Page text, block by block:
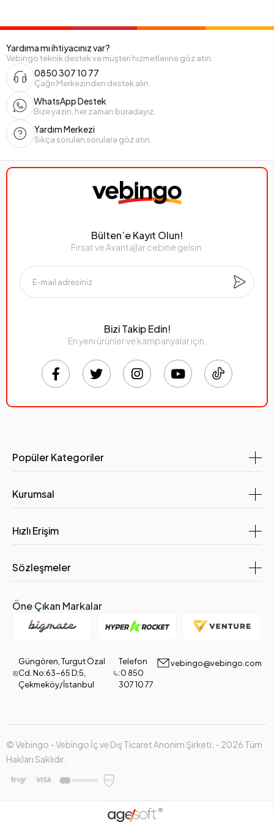
Yardıma mı ihtiyacınız var?
Vebingo teknik destek ve müşteri hizmetlerine göz atın.
0850 307 10 77
Çağrı Merkezinden destek alın.
WhatsApp Destek
Bize yazın, her zaman buradayız.
Yardım Merkezi
Sıkça sorulan sorulara göz atın.
Bülten’e Kayıt Olun!
Fırsat ve Avantajlar cebine gelsin.
Bizi Takip Edin!
En yeni ürünler ve kampanyalar için,
Popüler Kategoriler
Kurumsal
Hızlı Erişim
Sözleşmeler
Öne Çıkan Markalar
Güngören, Turgut Özal
Cd. No:63-65 D:5,
Çekmeköy/İstanbul
Telefon
:0 850
307 10 77
vebingo@vebingo.com
© Vebingo - Vebingo İç ve Dış Ticaret Anonim Şirketi. - 2026 Tüm
Hakları Saklıdır.